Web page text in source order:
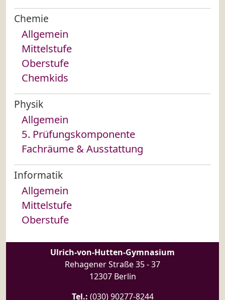
Chemie
Allgemein
Mittelstufe
Oberstufe
Chemkids
Physik
Allgemein
5. Prüfungskomponente
Fachräume & Ausstattung
Informatik
Allgemein
Mittelstufe
Oberstufe
Ulrich-von-Hutten-Gymnasium
Rehagener Straße 35 - 37
12307 Berlin
Tel.: (030) 90277-8244